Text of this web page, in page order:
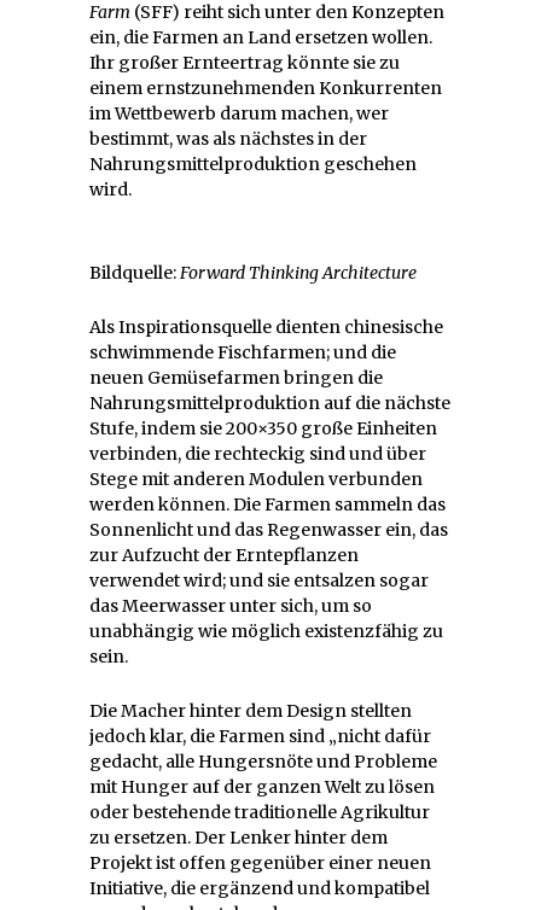
Farm (SFF) reiht sich unter den Konzepten
ein, die Farmen an Land ersetzen wollen.
Ihr großer Ernteertrag könnte sie zu
einem ernstzunehmenden Konkurrenten
im Wettbewerb darum machen, wer
bestimmt, was als nächstes in der
Nahrungsmittelproduktion geschehen
wird.
Bildquelle:Forward Thinking Architecture
Als Inspirationsquelle dienten chinesische
schwimmende Fischfarmen; und die
neuen Gemüsefarmen bringen die
Nahrungsmittelproduktion auf die nächste
Stufe, indem sie 200×350 große Einheiten
verbinden, die rechteckig sind und über
Stege mit anderen Modulen verbunden
werden können. Die Farmen sammeln das
Sonnenlicht und das Regenwasser ein, das
zur Aufzucht der Erntepflanzen
verwendet wird; und sie entsalzen sogar
das Meerwasser unter sich, um so
unabhängig wie möglich existenzfähig zu
sein.
Die Macher hinter dem Design stellten
jedoch klar, die Farmen sind „nicht dafür
gedacht, alle Hungersnöte und Probleme
mit Hunger auf der ganzen Welt zu lösen
oder bestehende traditionelle Agrikultur
zu ersetzen. Der Lenker hinter dem
Projekt ist offen gegenüber einer neuen
Initiative, die ergänzend und kompatibel